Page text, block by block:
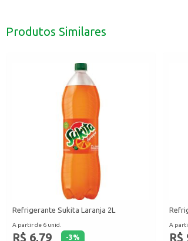
Produtos Similares
Refrigerante Sukita Laranja 2L
A partir de 6 unid.
R$ 6,79 -3%
A
R$